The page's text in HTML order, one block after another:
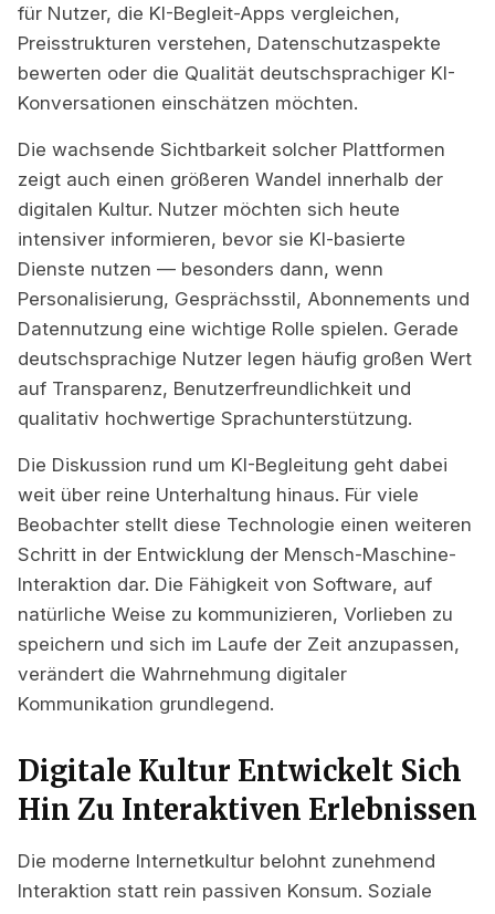
für Nutzer, die KI-Begleit-Apps vergleichen,
Preisstrukturen verstehen, Datenschutzaspekte
bewerten oder die Qualität deutschsprachiger KI-
Konversationen einschätzen möchten.
Die wachsende Sichtbarkeit solcher Plattformen
zeigt auch einen größeren Wandel innerhalb der
digitalen Kultur. Nutzer möchten sich heute
intensiver informieren, bevor sie KI-basierte
Dienste nutzen — besonders dann, wenn
Personalisierung, Gesprächsstil, Abonnements und
Datennutzung eine wichtige Rolle spielen. Gerade
deutschsprachige Nutzer legen häufig großen Wert
auf Transparenz, Benutzerfreundlichkeit und
qualitativ hochwertige Sprachunterstützung.
Die Diskussion rund um KI-Begleitung geht dabei
weit über reine Unterhaltung hinaus. Für viele
Beobachter stellt diese Technologie einen weiteren
Schritt in der Entwicklung der Mensch-Maschine-
Interaktion dar. Die Fähigkeit von Software, auf
natürliche Weise zu kommunizieren, Vorlieben zu
speichern und sich im Laufe der Zeit anzupassen,
verändert die Wahrnehmung digitaler
Kommunikation grundlegend.
Digitale Kultur Entwickelt Sich
Hin Zu Interaktiven Erlebnissen
Die moderne Internetkultur belohnt zunehmend
Interaktion statt rein passiven Konsum. Soziale